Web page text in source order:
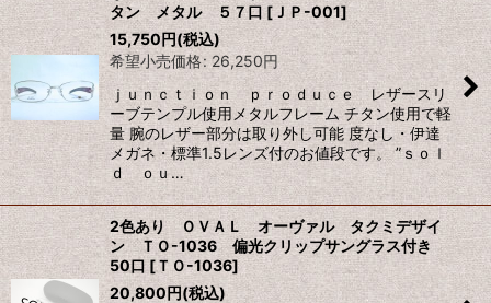
タン メタル ５７口 [ ＪＰ-001]
15,750円(税込)
希望小売価格: 26,250円
ｊｕｎｃｔｉｏｎ ｐｒｏｄｕｃｅ レザースリ
ーブテンプル使用メタルフレーム チタン使用で軽
量 腕のレザー部分は取り外し可能 度なし・伊達
メガネ・標準1.5レンズ付のお値段です。 ”ｓｏｌ
ｄ ｏｕ…
2色あり ＯＶＡＬ オーヴァル タクミデザイ
ン ＴＯ-1036 偏光クリップサングラス付き
50口 [ＴＯ-1036]
20,800円(税込)